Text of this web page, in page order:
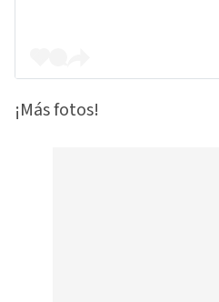
¡Más fotos!